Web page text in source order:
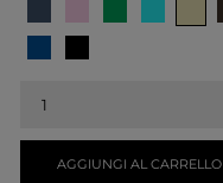
AGGIUNGI AL CARRELLO